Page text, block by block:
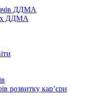
ДДМА
ДДМА
розвитку кар’єри